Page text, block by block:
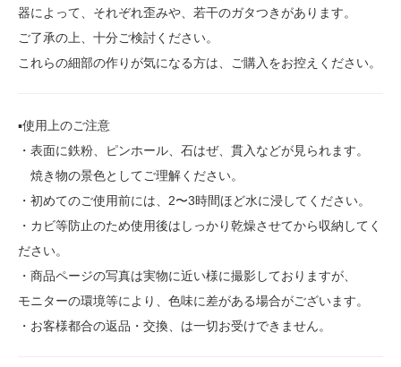
器によって、それぞれ歪みや、若干のガタつきがあります。
ご了承の上、十分ご検討ください。
これらの細部の作りが気になる方は、ご購入をお控えください。
▪️使用上のご注意
・表面に鉄粉、ピンホール、石はぜ、貫入などが見られます。
焼き物の景色としてご理解ください。
・初めてのご使用前には、2〜3時間ほど水に浸してください。
・カビ等防止のため使用後はしっかり乾燥させてから収納してく
ださい。
・商品ページの写真は実物に近い様に撮影しておりますが、
モニターの環境等により、色味に差がある場合がございます。
・お客様都合の返品・交換、は一切お受けできません。